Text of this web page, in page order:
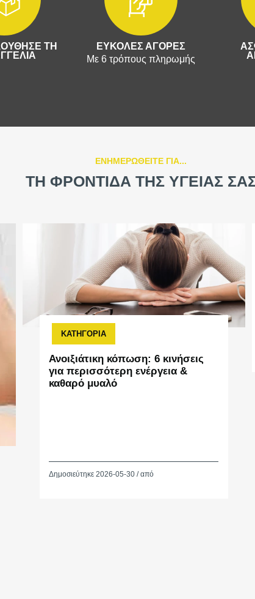
ΤΗ
ΕΥΚΟΛΕΣ ΑΓΟΡΕΣ
Με 6 τρόπους πληρωμής
ΕΝΗΜΕΡΩΘΕΙΤΕ ΓΙΑ...
ΤΗ ΦΡΟΝΤΙΔΑ ΤΗΣ ΥΓΕΙΑΣ
ΚΑΤΗΓΟΡΙΑ
Ανοιξιάτικη κόπωση: 6 κινήσεις
για περισσότερη ενέργεια &
καθαρό μυαλό
Δημοσιεύτηκε 2026-05-30 / από